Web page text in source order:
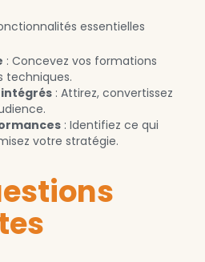
essentielles
: Concevez vos formations
techniques.
: Attirez, convertissez
: Identifiez ce qui
votre stratégie.